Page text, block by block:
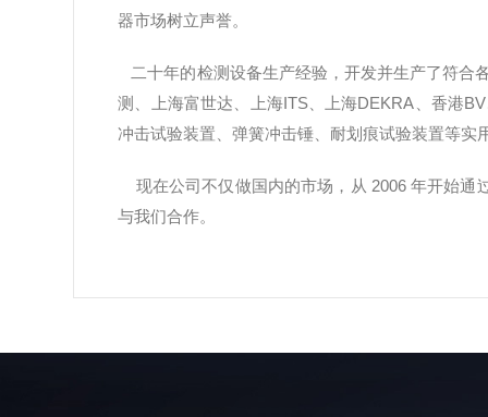
器市场树立声誉。
二十年的检测设备生产经验，开发并生产了符合
测、上海富世达、上海ITS、上海DEKRA、香港
冲击试验装置、弹簧冲击锤、耐划痕试验装置等实
现在公司不仅做国内的市场，从 2006 年开始
与我们合作。